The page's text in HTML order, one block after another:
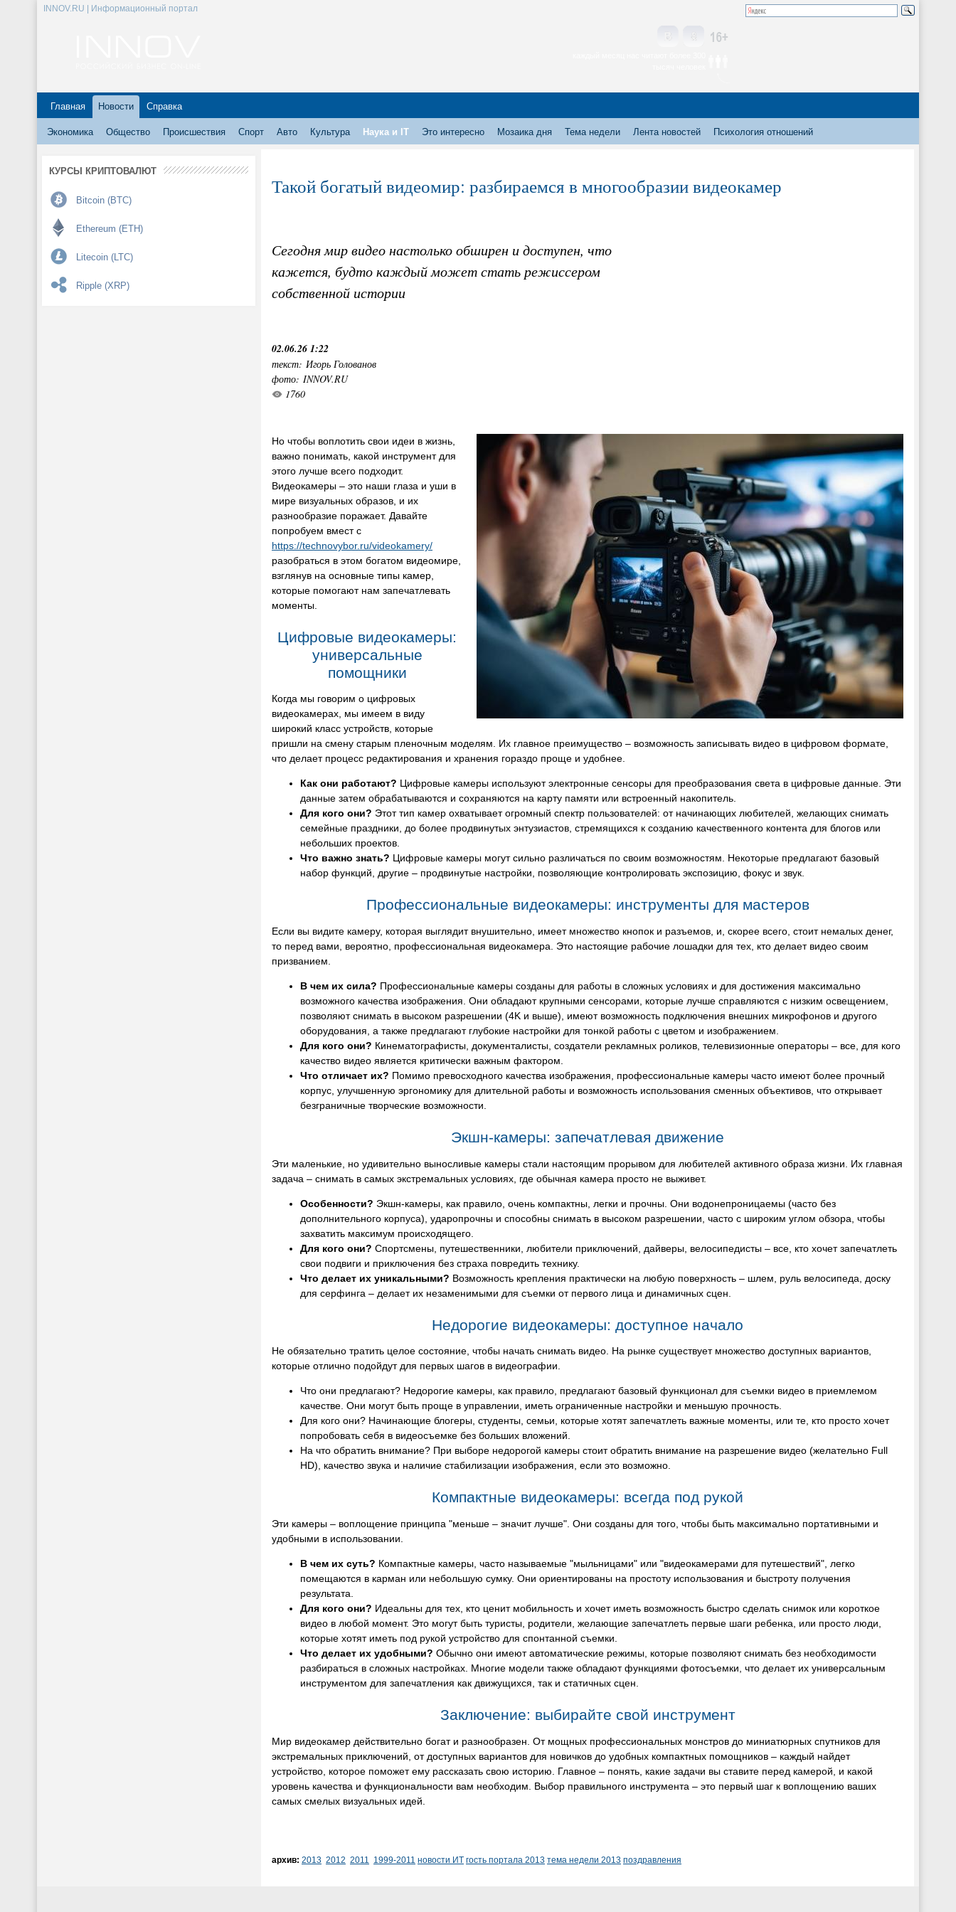
INNOV.RU | Информационный портал
Главная Новости Справка
Экономика Общество Происшествия Спорт Авто Культура Наука и IT Это интересно Мозаика дня Тема недели Лента новостей Психология отношений
КУРСЫ КРИПТОВАЛЮТ
Bitcoin (BTC)
Ethereum (ETH)
Litecoin (LTC)
Ripple (XRP)
Такой богатый видеомир: разбираемся в многообразии видеокамер
Сегодня мир видео настолько обширен и доступен, что
кажется, будто каждый может стать режиссером
собственной истории
02.06.26 1:22
текст: Игорь Голованов
фото: INNOV.RU
1760
Но чтобы воплотить свои идеи в жизнь,
важно понимать, какой инструмент для
этого лучше всего подходит.
Видеокамеры – это наши глаза и уши в
мире визуальных образов, и их
разнообразие поражает. Давайте
попробуем вмест с
https://technovybor.ru/videokamery/
разобраться в этом богатом видеомире,
взглянув на основные типы камер,
которые помогают нам запечатлевать
моменты.
Цифровые видеокамеры:
универсальные
помощники
Когда мы говорим о цифровых
видеокамерах, мы имеем в виду
широкий класс устройств, которые
пришли на смену старым пленочным моделям. Их главное преимущество – возможность записывать видео в цифровом формате,
что делает процесс редактирования и хранения гораздо проще и удобнее.
Как они работают? Цифровые камеры используют электронные сенсоры для преобразования света в цифровые данные. Эти
данные затем обрабатываются и сохраняются на карту памяти или встроенный накопитель.
Для кого они? Этот тип камер охватывает огромный спектр пользователей: от начинающих любителей, желающих снимать
семейные праздники, до более продвинутых энтузиастов, стремящихся к созданию качественного контента для блогов или
небольших проектов.
Что важно знать? Цифровые камеры могут сильно различаться по своим возможностям. Некоторые предлагают базовый
набор функций, другие – продвинутые настройки, позволяющие контролировать экспозицию, фокус и звук.
Профессиональные видеокамеры: инструменты для мастеров
Если вы видите камеру, которая выглядит внушительно, имеет множество кнопок и разъемов, и, скорее всего, стоит немалых денег,
то перед вами, вероятно, профессиональная видеокамера. Это настоящие рабочие лошадки для тех, кто делает видео своим
призванием.
В чем их сила? Профессиональные камеры созданы для работы в сложных условиях и для достижения максимально
возможного качества изображения. Они обладают крупными сенсорами, которые лучше справляются с низким освещением,
позволяют снимать в высоком разрешении (4K и выше), имеют возможность подключения внешних микрофонов и другого
оборудования, а также предлагают глубокие настройки для тонкой работы с цветом и изображением.
Для кого они? Кинематографисты, документалисты, создатели рекламных роликов, телевизионные операторы – все, для кого
качество видео является критически важным фактором.
Что отличает их? Помимо превосходного качества изображения, профессиональные камеры часто имеют более прочный
корпус, улучшенную эргономику для длительной работы и возможность использования сменных объективов, что открывает
безграничные творческие возможности.
Экшн-камеры: запечатлевая движение
Эти маленькие, но удивительно выносливые камеры стали настоящим прорывом для любителей активного образа жизни. Их главная
задача – снимать в самых экстремальных условиях, где обычная камера просто не выживет.
Особенности? Экшн-камеры, как правило, очень компактны, легки и прочны. Они водонепроницаемы (часто без
дополнительного корпуса), ударопрочны и способны снимать в высоком разрешении, часто с широким углом обзора, чтобы
захватить максимум происходящего.
Для кого они? Спортсмены, путешественники, любители приключений, дайверы, велосипедисты – все, кто хочет запечатлеть
свои подвиги и приключения без страха повредить технику.
Что делает их уникальными? Возможность крепления практически на любую поверхность – шлем, руль велосипеда, доску
для серфинга – делает их незаменимыми для съемки от первого лица и динамичных сцен.
Недорогие видеокамеры: доступное начало
Не обязательно тратить целое состояние, чтобы начать снимать видео. На рынке существует множество доступных вариантов,
которые отлично подойдут для первых шагов в видеографии.
Что они предлагают? Недорогие камеры, как правило, предлагают базовый функционал для съемки видео в приемлемом
качестве. Они могут быть проще в управлении, иметь ограниченные настройки и меньшую прочность.
Для кого они? Начинающие блогеры, студенты, семьи, которые хотят запечатлеть важные моменты, или те, кто просто хочет
попробовать себя в видеосъемке без больших вложений.
На что обратить внимание? При выборе недорогой камеры стоит обратить внимание на разрешение видео (желательно Full
HD), качество звука и наличие стабилизации изображения, если это возможно.
Компактные видеокамеры: всегда под рукой
Эти камеры – воплощение принципа "меньше – значит лучше". Они созданы для того, чтобы быть максимально портативными и
удобными в использовании.
В чем их суть? Компактные камеры, часто называемые "мыльницами" или "видеокамерами для путешествий", легко
помещаются в карман или небольшую сумку. Они ориентированы на простоту использования и быстроту получения
результата.
Для кого они? Идеальны для тех, кто ценит мобильность и хочет иметь возможность быстро сделать снимок или короткое
видео в любой момент. Это могут быть туристы, родители, желающие запечатлеть первые шаги ребенка, или просто люди,
которые хотят иметь под рукой устройство для спонтанной съемки.
Что делает их удобными? Обычно они имеют автоматические режимы, которые позволяют снимать без необходимости
разбираться в сложных настройках. Многие модели также обладают функциями фотосъемки, что делает их универсальным
инструментом для запечатления как движущихся, так и статичных сцен.
Заключение: выбирайте свой инструмент
Мир видеокамер действительно богат и разнообразен. От мощных профессиональных монстров до миниатюрных спутников для
экстремальных приключений, от доступных вариантов для новичков до удобных компактных помощников – каждый найдет
устройство, которое поможет ему рассказать свою историю. Главное – понять, какие задачи вы ставите перед камерой, и какой
уровень качества и функциональности вам необходим. Выбор правильного инструмента – это первый шаг к воплощению ваших
самых смелых визуальных идей.
архив: 2013 2012 2011 1999-2011 новости ИТ гость портала 2013 тема недели 2013 поздравления